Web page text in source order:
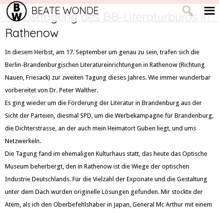
BEATE WONDE
Herbsttagung des BB-Literaturbüros in
Rathenow
In diesem Herbst, am 17. September um genau zu sein, trafen sich die
Berlin-Brandenburgischen Literatureinrichtungen in Rathenow (Richtung
Nauen, Friesack) zur zweiten Tagung dieses Jahres. Wie immer wunderbar
vorbereitet von Dr. Peter Walther.
Es ging wieder um die Förderung der Literatur in Brandenburg aus der
Sicht der Parteien, diesmal SPD, um die Werbekampagne für Brandenburg,
die Dichterstrasse, an der auch mein Heimatort Guben liegt, und ums
Netzwerkeln.
Die Tagung fand im ehemaligen Kulturhaus statt, das heute das Optische
Museum beherbergt, den in Rathenow ist die Wiege der optischen
Industrie Deutschlands. Für die Vielzahl der Exponate und die Gestaltung
unter dem Dach wurden originelle Lösungen gefunden. Mir stockte der
Atem, als ich den Oberbefehlshaber in Japan, General Mc Arthur mit einem